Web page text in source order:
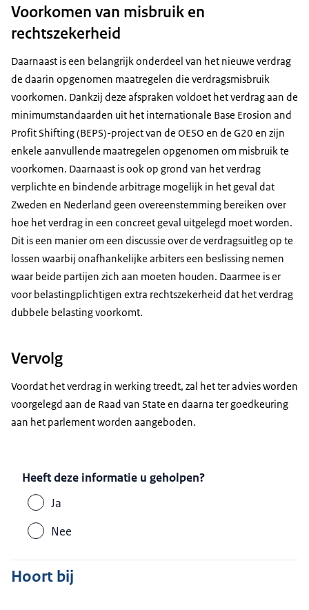
Voorkomen van misbruik en
rechtszekerheid
Daarnaast is een belangrijk onderdeel van het nieuwe verdrag
de daarin opgenomen maatregelen die verdragsmisbruik
voorkomen. Dankzij deze afspraken voldoet het verdrag aan de
minimumstandaarden uit het internationale Base Erosion and
Profit Shifting(BEPS)-project van de OESO en de G20 en zijn
enkele aanvullende maatregelen opgenomen om misbruik te
voorkomen. Daarnaast is ook op grond van het verdrag
verplichte en bindende arbitrage mogelijk in het geval dat
Zweden en Nederland geen overeenstemming bereiken over
hoe het verdrag in een concreet geval uitgelegd moet worden.
Dit is een manier om een discussie over de verdragsuitleg op te
lossen waarbij onafhankelijke arbiters een beslissing nemen
waar beide partijen zich aan moeten houden. Daarmee is er
voor belastingplichtigen extra rechtszekerheid dat het verdrag
dubbele belasting voorkomt.
Vervolg
Voordat het verdrag in werking treedt, zal het ter advies worden
voorgelegd aan de Raad van State en daarna ter goedkeuring
aan het parlement worden aangeboden.
Heeft deze informatie u geholpen?
Ja
Nee
Hoort bij